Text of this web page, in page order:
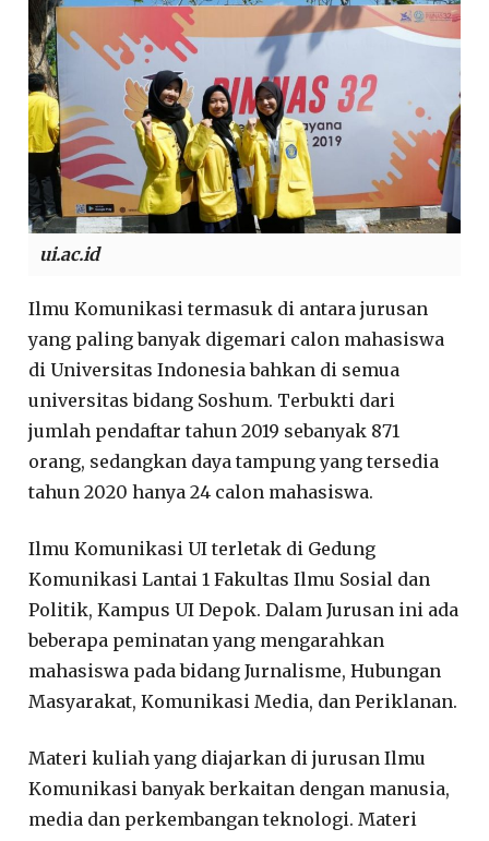
ui.ac.id
Ilmu Komunikasi termasuk di antara jurusan
yang paling banyak digemari calon mahasiswa
di Universitas Indonesia bahkan di semua
universitas bidang Soshum. Terbukti dari
jumlah pendaftar tahun 2019 sebanyak 871
orang, sedangkan daya tampung yang tersedia
tahun 2020 hanya 24 calon mahasiswa.
Ilmu Komunikasi UI terletak di Gedung
Komunikasi Lantai 1 Fakultas Ilmu Sosial dan
Politik, Kampus UI Depok. Dalam Jurusan ini ada
beberapa peminatan yang mengarahkan
mahasiswa pada bidang Jurnalisme, Hubungan
Masyarakat, Komunikasi Media, dan Periklanan.
Materi kuliah yang diajarkan di jurusan Ilmu
Komunikasi banyak berkaitan dengan manusia,
media dan perkembangan teknologi. Materi